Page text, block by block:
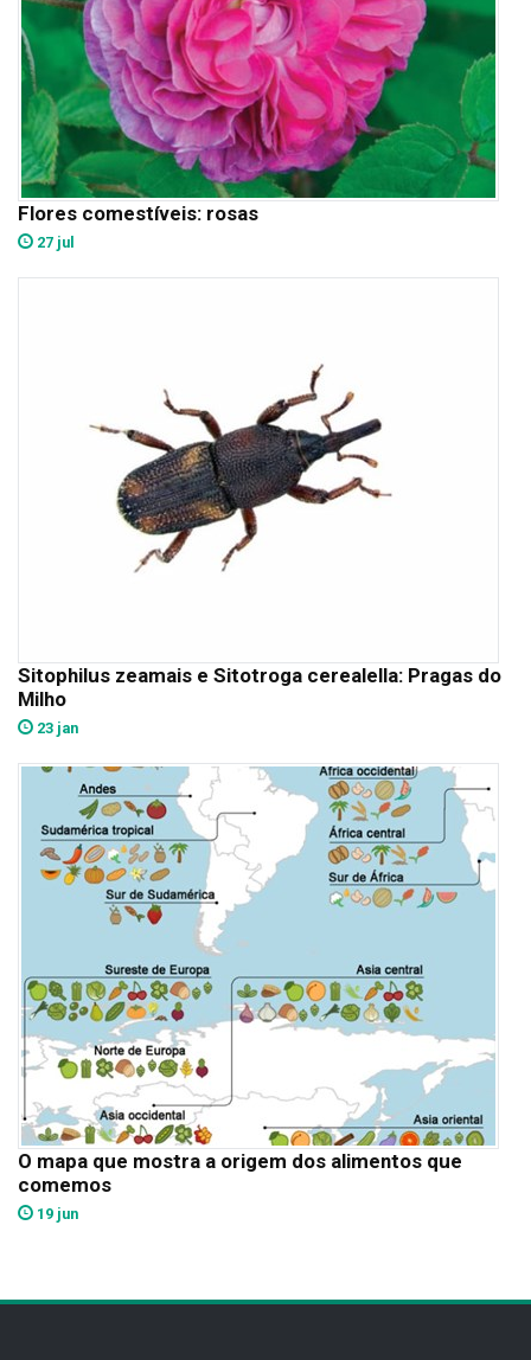
Flores comestíveis: rosas
27 jul
Sitophilus zeamais e Sitotroga cerealella: Pragas do
Milho
23 jan
O mapa que mostra a origem dos alimentos que
comemos
19 jun